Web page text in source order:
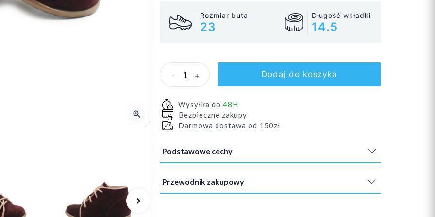
zoom_in
keyboard_arrow_right
Rozmiar buta
23
Długość wkładki
14.5
- + Dodaj do koszyka
Wysyłka do 48H
Bezpieczne zakupy
Darmowa dostawa od 150zł
Podstawowe cechy
Przewodnik zakupowy